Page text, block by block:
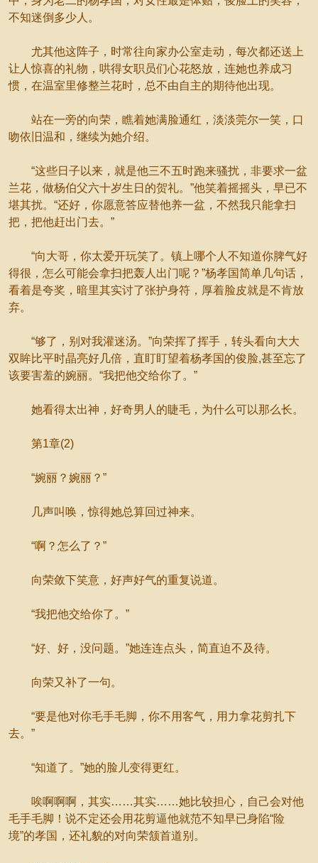
不知迷倒多少人。
尤其他这阵子，时常往向家办公室走动，每次都还送上
让人惊喜的礼物，哄得女职员们心花怒放，连她也养成习
惯，在温室里修整兰花时，总不由自主的期待他出现。
站在一旁的向荣，瞧着她满脸通红，淡淡莞尔一笑，口
吻依旧温和，继续为她介绍。
“这些日子以来，就是他三不五时跑来骚扰，非要求一盆
兰花，做杨伯父六十岁生日的贺礼。”他笑着摇摇头，早已不
堪其扰。“还好，你愿意答应替他养一盆，不然我只能拿扫
把，把他赶出门去。”
“向大哥，你太爱开玩笑了。镇上哪个人不知道你脾气好
得很，怎么可能会拿扫把轰人出门呢？”杨孝国简单几句话，
看着是夸奖，暗里其实讨了张护身符，厚着脸皮就是不肯放
弃。
“够了，别对我灌迷汤。”向荣挥了挥手，转头看向大大
双眸比平时晶亮好几倍，直盯盯望着杨孝国的俊脸,甚至忘了
该要害羞的婉丽。“我把他交给你了。”
她看得太出神，好奇男人的睫毛，为什么可以那么长。
第1章(2)
“婉丽？婉丽？”
几声叫唤，惊得她总算回过神来。
“啊？怎么了？”
向荣敛下笑意，好声好气的重复说道。
“我把他交给你了。”
“好、好，没问题。”她连连点头，简直迫不及待。
向荣又补了一句。
“要是他对你毛手毛脚，你不用客气，用力拿花剪扎下
去。”
“知道了。”她的脸儿变得更红。
唉啊啊啊，其实……其实……她比较担心，自己会对他
毛手毛脚！说不定还会用花剪逼他就范不知早已身陷“险
境”的孝国，还礼貌的对向荣颔首道别。